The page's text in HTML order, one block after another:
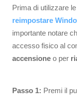
Prima di utilizzare
reimpostare
importante notare
accesso fisico al
accensione o per
Passo 1: Premi il